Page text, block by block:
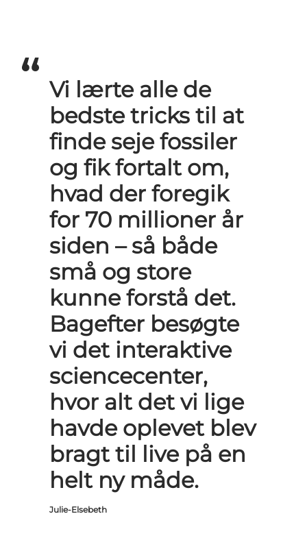
Vi lærte alle de
bedste tricks til at
finde seje fossiler
og fik fortalt om,
hvad der foregik
for 70 millioner år
siden – så både
små og store
kunne forstå det.
Bagefter besøgte
vi det interaktive
sciencecenter,
hvor alt det vi lige
havde oplevet blev
bragt til live på en
helt ny måde.
Julie-Elsebeth